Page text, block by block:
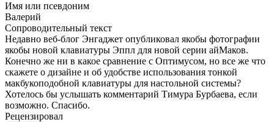
Имя или псевдоним
Валерий
Сопроводительный текст
Недавно веб-блог Энгаджет опубликовал якобы фотографии
якобы новой клавиатуры Эппл для новой серии айМаков.
Конечно же ни в какое сравнение с Оптимусом, но все же что
скажете о дизайне и об удобстве использования тонкой
макбукоподобной клавиатуры для настольной системы?
Хотелось бы услышать комментарий Тимура Бурбаева, если
возможно. Спасибо.
Рецензировал